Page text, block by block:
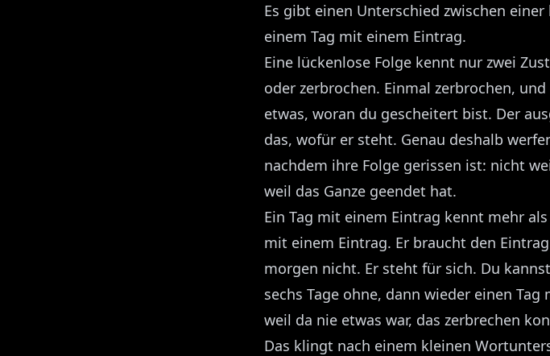
Es gibt einen Unterschied zwischen
einem Tag mit einem Eintrag.
Eine lückenlose Folge kennt nur zwei
oder zerbrochen. Einmal zerbrochen,
etwas, woran du gescheitert bist. Der
das, wofür er steht. Genau deshalb
nachdem ihre Folge gerissen ist: nicht
weil das Ganze geendet hat.
Ein Tag mit einem Eintrag kennt mehr
mit einem Eintrag. Er braucht den
morgen nicht. Er steht für sich. Du
sechs Tage ohne, dann wieder einen
weil da nie etwas war, das zerbrechen
Das klingt nach einem kleinen